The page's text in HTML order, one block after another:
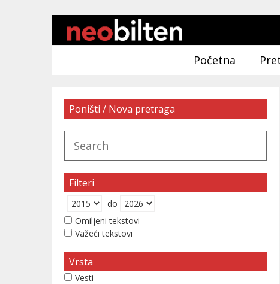
Početna
Poništi / Nova pretraga
Filteri
do
Omiljeni tekstovi
Važeći tekstovi
Vrsta
Vesti